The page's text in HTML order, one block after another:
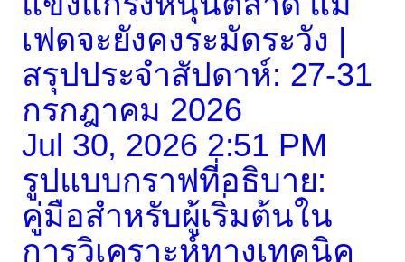
เฟดจะยังคงระมัดระวัง |
สรุปประจำสัปดาห์: 27-31
กรกฎาคม 2026
Jul 30, 2026 2:51 PM
รูปแบบกราฟที่อธิบาย:
คู่มือสำหรับผู้เริ่มต้นใน
การวิเคราะห์ทางเทคนิค